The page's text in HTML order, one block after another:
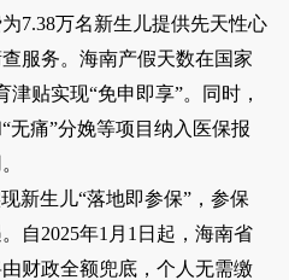
7.38万名新生儿提供先天性心
服务。海南产假天数在国家
贴实现“免申即享”。同时，
无痛”分娩等项目纳入医保报
新生儿“落地即参保”，参保
自2025年1月1日起，海南省
财政全额兜底，个人无需缴